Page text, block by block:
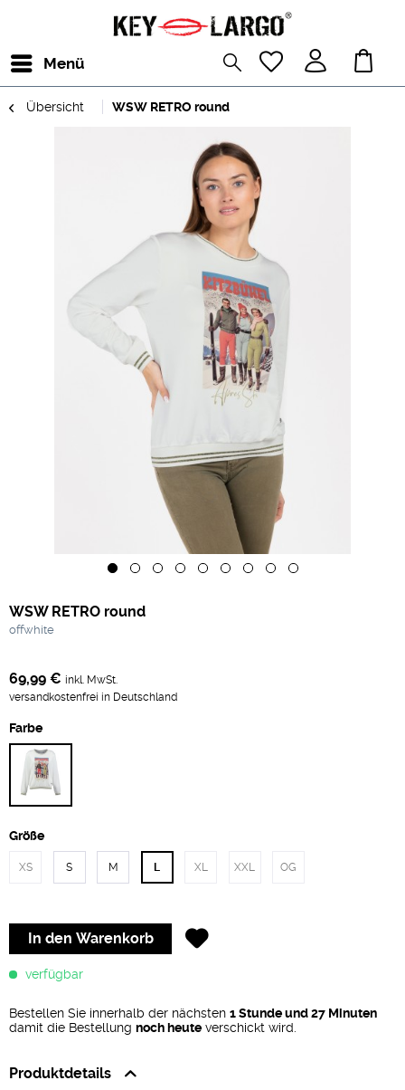
Menü
Übersicht WSW RETRO round
WSW RETRO round
offwhite
69,99 € inkl. MwSt.
versandkostenfrei in Deutschland
Farbe
Größe
XS S M L XL XXL OG
In den Warenkorb
verfügbar
Bestellen Sie innerhalb der nächsten 1 Stunde und 27 Minuten
damit die Bestellung noch heute verschickt wird.
Produktdetails